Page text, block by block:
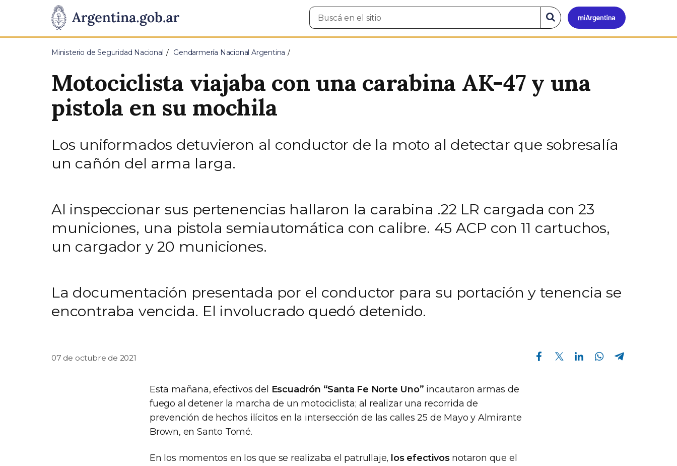
Presidencia
de
Pasar al contenido principal
Mi
Buscar
en
Buscar
en
el
Ministerio de Seguridad Nacional Gendarmería Nacional Argentina
Motociclista viajaba con una carabina AK-47 y una
pistola en su mochila
Los uniformados detuvieron al conductor de la moto al detectar que sobresalía
un cañón del arma larga.
Al inspeccionar sus pertenencias hallaron la carabina .22 LR cargada con 23
municiones, una pistola semiautomática con calibre. 45 ACP con 11 cartuchos,
un cargador y 20 municiones.
La documentación presentada por el conductor para su portación y tenencia se
encontraba vencida. El involucrado quedó detenido.
07 de octubre de 2021
Compartir en Facebook Compartir en Twitter Compartir en Linkedin Compartir en Whatsapp
Esta mañana, efectivos del Escuadrón “Santa Fe Norte Uno” incautaron armas de
fuego al detener la marcha de un motociclista; al realizar una recorrida de
prevención de hechos ilícitos en la intersección de las calles 25 de Mayo y Almirante
Brown, en Santo Tomé.
En los momentos en los que se realizaba el patrullaje, los efectivosnotaron que el